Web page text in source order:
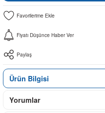
Fiyatı Düşünce Haber Ver
Paylaş
Ürün Bilgisi
Yorumlar